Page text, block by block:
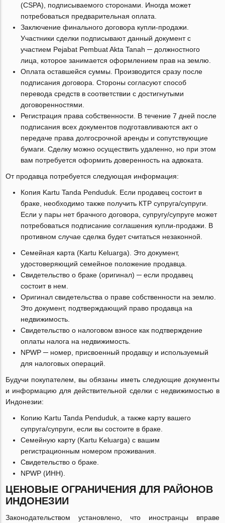
(CSPA), подписываемого сторонами. Иногда может
потребоваться предварительная оплата.
Заключение финального договора купли-продажи.
Участники сделки подписывают данный документ с
участием Pejabat Pembuat Akta Tanah ─ должностного
лица, которое занимается оформлением прав на землю.
Оплата оставшейся суммы. Производится сразу после
подписания договора. Стороны согласуют способ
перевода средств в соответствии с достигнутыми
договоренностями.
Регистрация права собственности. В течение 7 дней после
подписания всех документов подготавливаются акт о
передаче права долгосрочной аренды и сопутствующие
бумаги. Сделку можно осуществить удаленно, но при этом
вам потребуется оформить доверенность на адвоката.
От продавца потребуется следующая информация:
Копия Kartu Tanda Penduduk. Если продавец состоит в
браке, необходимо также получить КТР супруга/супруги.
Если у пары нет брачного договора, супругу/супруге может
потребоваться подписание соглашения купли-продажи. В
противном случае сделка будет считаться незаконной.
Семейная карта (Kartu Keluarga). Это документ,
удостоверяющий семейное положение продавца.
Свидетельство о браке (оригинал) ─ если продавец
состоит в нем.
Оригинал свидетельства о праве собственности на землю.
Это документ, подтверждающий право продавца на
недвижимость.
Свидетельство о налоговом взносе как подтверждение
оплаты налога на недвижимость.
NPWP ─ номер, присвоенный продавцу и используемый
для налоговых операций.
Будучи покупателем, вы обязаны иметь следующие документы
и информацию для действительной сделки с недвижимостью в
Индонезии:
Копию Kartu Tanda Penduduk, а также карту вашего
супруга/супруги, если вы состоите в браке.
Семейную карту (Kartu Keluarga) с вашим
регистрационным номером проживания.
Свидетельство о браке.
NPWP (ИНН).
ЦЕНОВЫЕ ОГРАНИЧЕНИЯ ДЛЯ РАЙОНОВ
ИНДОНЕЗИИ
Законодательством установлено, что иностранцы вправе